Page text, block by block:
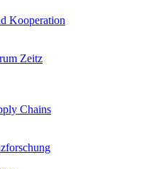
Kooperation
Zeitz
Chains